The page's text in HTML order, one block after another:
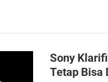
Sony
Tetap Bisa